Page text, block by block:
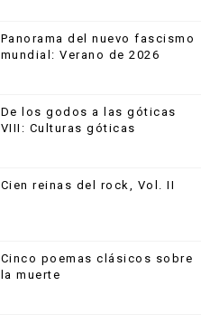
Panorama del nuevo fascismo
mundial: Verano de 2026
De los godos a las góticas
VIII: Culturas góticas
Cien reinas del rock, Vol. II
Cinco poemas clásicos sobre
la muerte